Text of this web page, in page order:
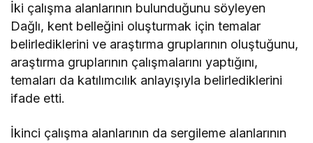
İki çalışma alanlarının bulunduğunu söyleyen
Dağlı, kent belleğini oluşturmak için temalar
belirlediklerini ve araştırma gruplarının oluştuğunu,
araştırma gruplarının çalışmalarını yaptığını,
temaları da katılımcılık anlayışıyla belirlediklerini
ifade etti.
İkinci çalışma alanlarının da sergileme alanlarının